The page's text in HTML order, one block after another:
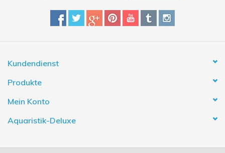
Kundendienst
Produkte
Mein Konto
Aquaristik-Deluxe